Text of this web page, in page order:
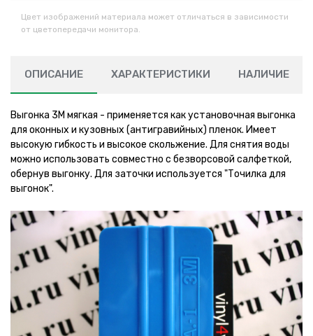
Цвет изображений материала может отличаться в зависимости
от цветопередачи монитора.
ОПИСАНИЕ ХАРАКТЕРИСТИКИ НАЛИЧИЕ
Выгонка 3М мягкая - применяется как установочная выгонка
для оконных и кузовных (антигравийных) пленок. Имеет
высокую гибкость и высокое скольжение. Для снятия воды
можно использовать совместно с безворсовой салфеткой,
обернув выгонку. Для заточки используется "Точилка для
выгонок".